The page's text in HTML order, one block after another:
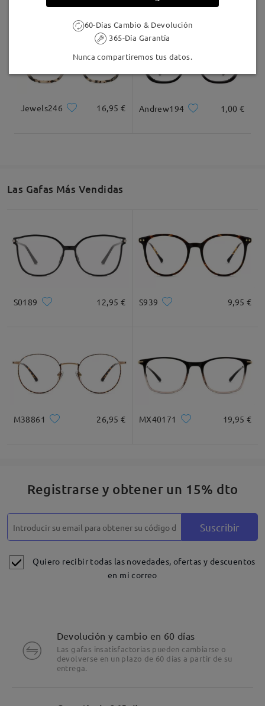
Jewels246 16,95 € Andrew194 1,00 €
Las Gafas Más Vendidas
S0189 12,95 € S939 9,95 €
M38861 26,95 € MX40171 19,95 €
Registrarse y obtener un 15% dto
Suscribir
Quiero recibir todas las novedades, ofertas y descuentos
en mi correo
Devolución y cambio en 60 días
Las gafas insatisfactorias pueden cambiarse o
devolverse en un plazo de 60 días a partir de su
entrega.
60-Días Cambio & Devolución
365-Día Garantía
Nunca compartiremos tus datos.